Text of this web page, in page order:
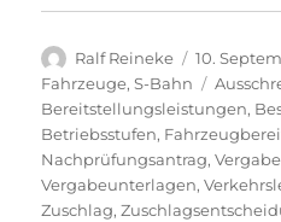
Autor
Ralf Reineke
am
10.
Fahrzeuge,S-Bahn
Bereitstellungsleistungen,
Betriebsstufen,
Nachprüfungsantrag,
Vergabeunterlagen,
Zuschlag,